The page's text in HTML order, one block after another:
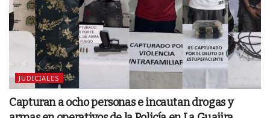
JUDICIALES
Capturan a ocho personas e incautan drogas y